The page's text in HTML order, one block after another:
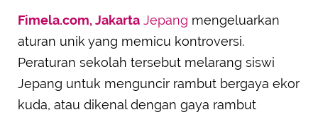
Fimela.com, Jakarta Jepang mengeluarkan
aturan unik yang memicu kontroversi.
Peraturan sekolah tersebut melarang siswi
Jepang untuk menguncir rambut bergaya ekor
kuda, atau dikenal dengan gaya rambut